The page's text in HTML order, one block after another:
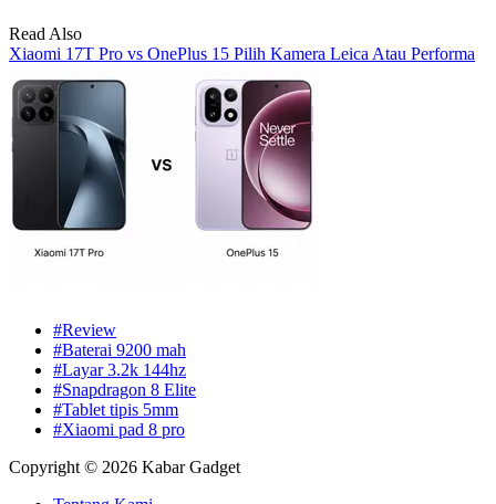
Read Also
Xiaomi 17T Pro vs OnePlus 15 Pilih Kamera Leica Atau Performa
#Review
#Baterai 9200 mah
#Layar 3.2k 144hz
#Snapdragon 8 Elite
#Tablet tipis 5mm
#Xiaomi pad 8 pro
Copyright © 2026 Kabar Gadget